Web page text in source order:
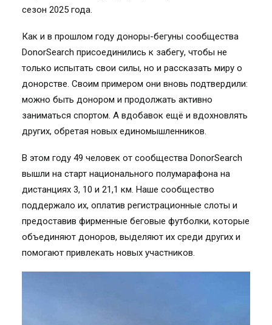
сезон 2025 года.
Как и в прошлом году доноры-бегуны сообщества
DonorSearch присоединились к забегу, чтобы не
только испытать свои силы, но и рассказать миру о
донорстве. Своим примером они вновь подтвердили:
можно быть донором и продолжать активно
заниматься спортом. А вдобавок ещё и вдохновлять
других, обретая новых единомышленников.
В этом году 49 человек от сообщества DonorSearch
вышли на старт национального полумарафона на
дистанциях 3, 10 и 21,1 км. Наше сообщество
поддержало их, оплатив регистрационные слоты и
предоставив фирменные беговые футболки, которые
объединяют доноров, выделяют их среди других и
помогают привлекать новых участников.